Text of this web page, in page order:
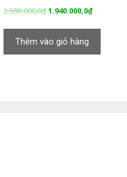
2.500.000,0₫Giá
2.500.000,0₫.
1.940.000,0₫Giá
Thêm vào giỏ hàng